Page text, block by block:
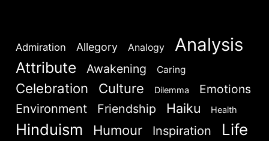
Admiration Allegory Analogy Analysis
Attribute Awakening Caring
Celebration Culture Dilemma
Emotions
Environment
Friendship Haiku Health
Hinduism Humour Inspiration Life